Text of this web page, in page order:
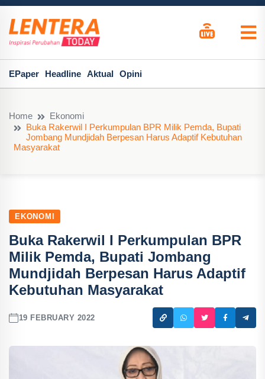
EPaper Headline Aktual Opini
Home
Ekonomi
Buka Rakerwil I Perkumpulan BPR Milik Pemda, Bupati
Jombang Mundjidah Berpesan Harus Adaptif Kebutuhan
Masyarakat
EKONOMI
Buka Rakerwil I Perkumpulan BPR
Milik Pemda, Bupati Jombang
Mundjidah Berpesan Harus Adaptif
Kebutuhan Masyarakat
19 FEBRUARY 2022